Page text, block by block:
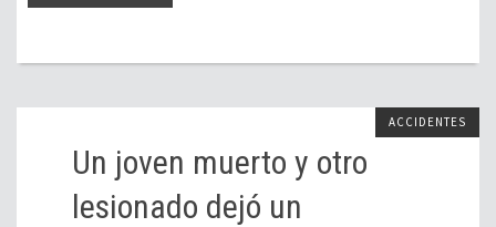
ACCIDENTES
Un joven muerto y otro
lesionado dejó un